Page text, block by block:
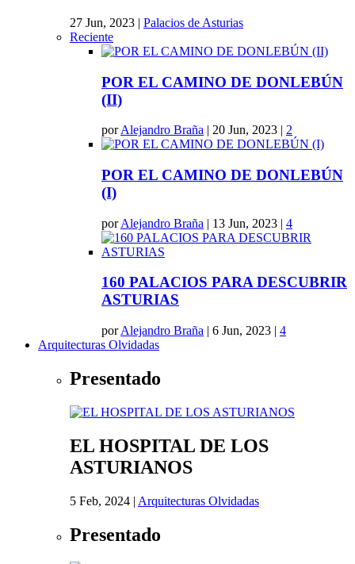
27 Jun, 2023 | Palacios de Asturias
Reciente
POR EL CAMINO DE DONLEBÚN
(II)
porAlejandro Braña | 20 Jun, 2023 | 2
POR EL CAMINO DE DONLEBÚN
(I)
porAlejandro Braña | 13 Jun, 2023 | 4
160 PALACIOS PARA DESCUBRIR
ASTURIAS
porAlejandro Braña | 6 Jun, 2023 | 4
Arquitecturas Olvidadas
Presentado
EL HOSPITAL DE LOS
ASTURIANOS
5 Feb, 2024 | Arquitecturas Olvidadas
Presentado